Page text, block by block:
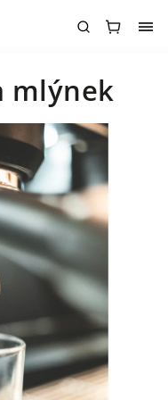
mlýnek